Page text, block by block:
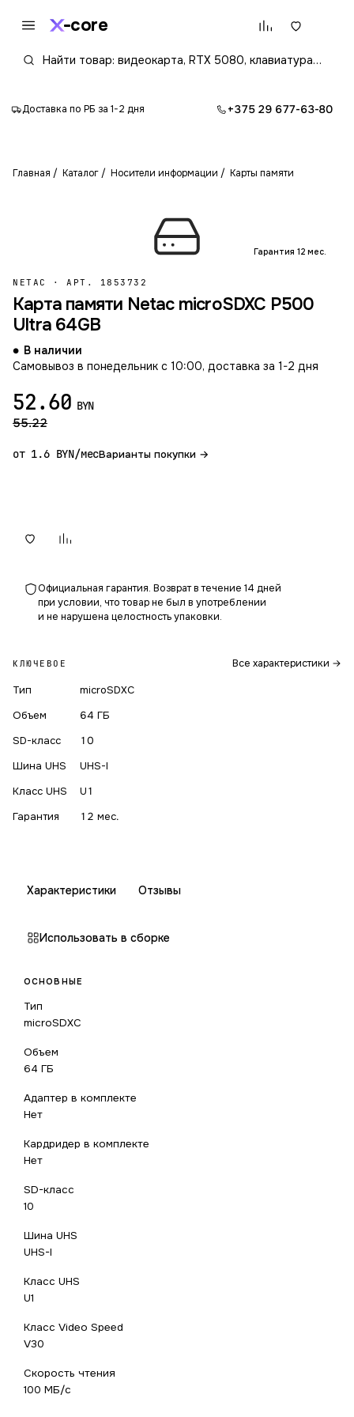
core
Доставка по РБ за 1-2 дня +375 29 677-63-80
Главная Каталог Носители информации Карты памяти
Гарантия 12 мес.
NETAC · АРТ. 1853732
Карта памяти Netac microSDXC P500
Ultra 64GB
В наличии
Самовывоз в понедельник с 10:00, доставка за 1-2 дня
52.60 BYN
55.22
от 1.6 BYN/месВарианты покупки →
Официальная гарантия. Возврат в течение 14 дней
при условии, что товар не был в употреблении
и не нарушена целостность упаковки.
КЛЮЧЕВОЕ Все характеристики →
Тип
microSDXC
Объем
64 ГБ
SD-класс
10
Шина UHS
UHS-I
Класс UHS
U1
Гарантия
12 мес.
Характеристики Отзывы
Использовать в сборке
ОСНОВНЫЕ
Тип
microSDXC
Объем
64 ГБ
Адаптер в комплекте
Нет
Кардридер в комплекте
Нет
SD-класс
10
Шина UHS
UHS-I
Класс UHS
U1
Класс Video Speed
V30
Скорость чтения
100 МБ/с